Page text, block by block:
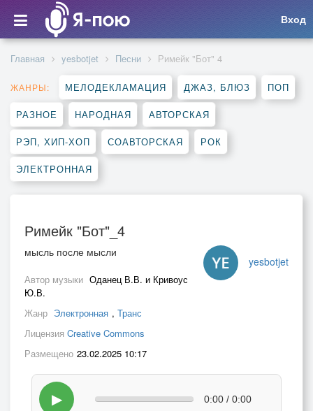
Вход
Главная yesbotjet Песни Римейк "Бот" 4
ЖАНРЫ: МЕЛОДЕКЛАМАЦИЯ ДЖАЗ, БЛЮЗ ПОП
РАЗНОЕ НАРОДНАЯ АВТОРСКАЯ
РЭП, ХИП-ХОП СОАВТОРСКАЯ РОК
ЭЛЕКТРОННАЯ
Римейк "Бот"_4
yesbotjet
мысль после мысли
Автор музыки Оданец В.В. и Кривоус
Ю.В.
Жанр Электронная , Транс
Лицензия Creative Commons
Размещено 23.02.2025 10:17
▶ 0:00 / 0:00